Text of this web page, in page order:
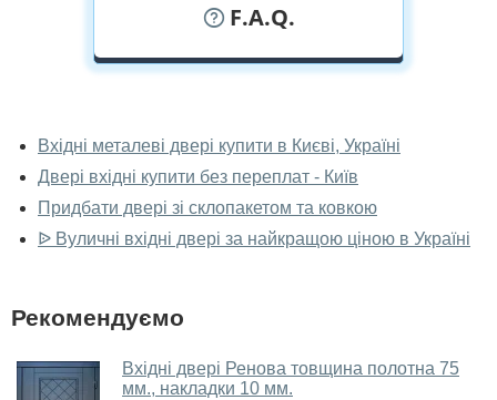
F.A.Q.
двері наживо?
Так, можна подивитися металеві двері у нашому
фірмовому салоні-магазині.
У вас великий магазин?
дверей.
Чи допомагаєте ви вибрати металеві
двері?
Вхідні металеві двері купити в Києві, Україні
Двері вхідні купити без переплат - Київ
Придбати двері зі склопакетом та ковкою
ᐉ Вуличні вхідні двері за найкращою ціною в Україні
Рекомендуємо
Вхідні двері Ренова товщина полотна 75
мм., накладки 10 мм.